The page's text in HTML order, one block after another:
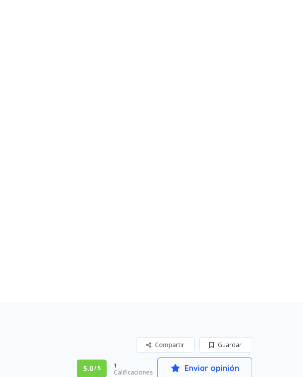
Guardar
Compartir
5.0/ 5 1
Calificaciones Enviar opinión